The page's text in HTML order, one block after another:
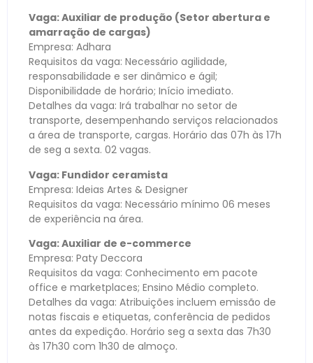
Vaga: Auxiliar de produção (Setor abertura e
amarração de cargas)
Empresa: Adhara
Requisitos da vaga: Necessário agilidade,
responsabilidade e ser dinâmico e ágil;
Disponibilidade de horário; Início imediato.
Detalhes da vaga: Irá trabalhar no setor de
transporte, desempenhando serviços relacionados
a área de transporte, cargas. Horário das 07h às 17h
de seg a sexta. 02 vagas.
Vaga: Fundidor ceramista
Empresa: Ideias Artes & Designer
Requisitos da vaga: Necessário mínimo 06 meses
de experiência na área.
Vaga: Auxiliar de e-commerce
Empresa: Paty Deccora
Requisitos da vaga: Conhecimento em pacote
office e marketplaces; Ensino Médio completo.
Detalhes da vaga: Atribuições incluem emissão de
notas fiscais e etiquetas, conferência de pedidos
antes da expedição. Horário seg a sexta das 7h30
às 17h30 com 1h30 de almoço.